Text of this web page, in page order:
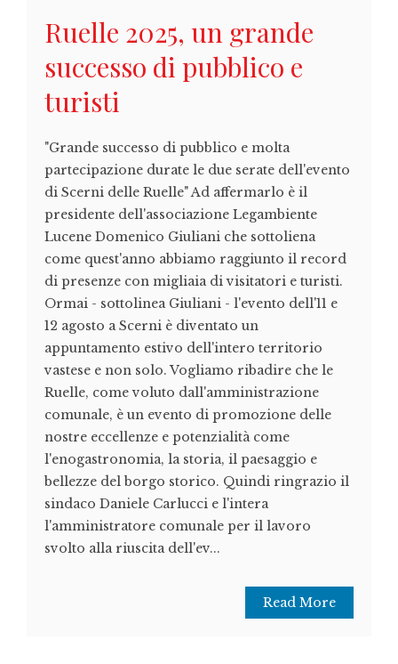
Ruelle 2025, un grande
successo di pubblico e
turisti
"Grande successo di pubblico e molta
partecipazione durate le due serate dell'evento
di Scerni delle Ruelle" Ad affermarlo è il
presidente dell'associazione Legambiente
Lucene Domenico Giuliani che sottoliena
come quest'anno abbiamo raggiunto il record
di presenze con migliaia di visitatori e turisti.
Ormai - sottolinea Giuliani - l'evento dell'11 e
12 agosto a Scerni è diventato un
appuntamento estivo dell'intero territorio
vastese e non solo. Vogliamo ribadire che le
Ruelle, come voluto dall'amministrazione
comunale, è un evento di promozione delle
nostre eccellenze e potenzialità come
l'enogastronomia, la storia, il paesaggio e
bellezze del borgo storico. Quindi ringrazio il
sindaco Daniele Carlucci e l'intera
l'amministratore comunale per il lavoro
svolto alla riuscita dell'ev...
Read More